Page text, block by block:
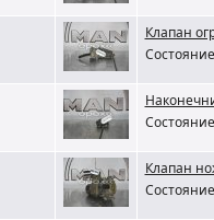
Клапан
Клапан